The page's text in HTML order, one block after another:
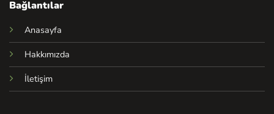
Bağlantılar
Anasayfa
Hakkımızda
İletişim